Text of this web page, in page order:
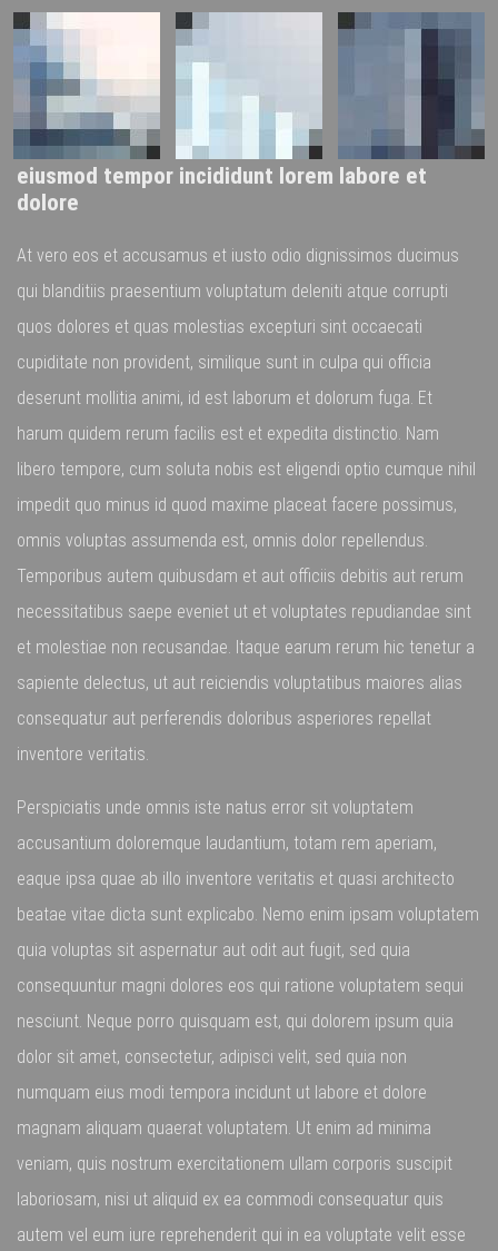
eiusmod tempor incididunt lorem labore et
dolore
At vero eos et accusamus et iusto odio dignissimos ducimus
qui blanditiis praesentium voluptatum deleniti atque corrupti
quos dolores et quas molestias excepturi sint occaecati
cupiditate non provident, similique sunt in culpa qui officia
deserunt mollitia animi, id est laborum et dolorum fuga. Et
harum quidem rerum facilis est et expedita distinctio. Nam
libero tempore, cum soluta nobis est eligendi optio cumque nihil
impedit quo minus id quod maxime placeat facere possimus,
omnis voluptas assumenda est, omnis dolor repellendus.
Temporibus autem quibusdam et aut officiis debitis aut rerum
necessitatibus saepe eveniet ut et voluptates repudiandae sint
et molestiae non recusandae. Itaque earum rerum hic tenetur a
sapiente delectus, ut aut reiciendis voluptatibus maiores alias
consequatur aut perferendis doloribus asperiores repellat
inventore veritatis.
Perspiciatis unde omnis iste natus error sit voluptatem
accusantium doloremque laudantium, totam rem aperiam,
eaque ipsa quae ab illo inventore veritatis et quasi architecto
beatae vitae dicta sunt explicabo. Nemo enim ipsam voluptatem
quia voluptas sit aspernatur aut odit aut fugit, sed quia
consequuntur magni dolores eos qui ratione voluptatem sequi
nesciunt. Neque porro quisquam est, qui dolorem ipsum quia
dolor sit amet, consectetur, adipisci velit, sed quia non
numquam eius modi tempora incidunt ut labore et dolore
magnam aliquam quaerat voluptatem. Ut enim ad minima
veniam, quis nostrum exercitationem ullam corporis suscipit
laboriosam, nisi ut aliquid ex ea commodi consequatur quis
autem vel eum iure reprehenderit qui in ea voluptate velit esse